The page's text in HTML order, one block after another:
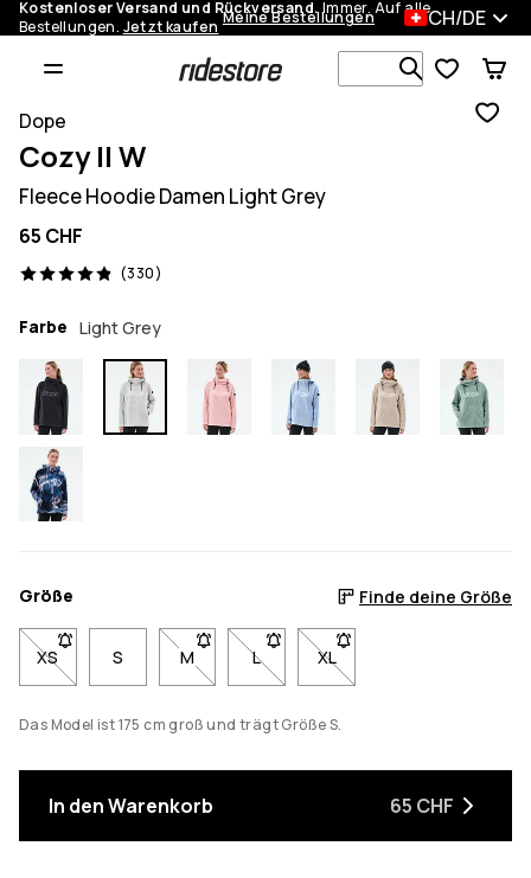
Kostenloser Versand und Rückversand.Immer. Auf alle
Bestellungen. Jetzt kaufen Meine Bestellungen CH/DE
Dope
Cozy II W
Fleece Hoodie Damen Light Grey
65 CHF
(330)
330 Reviews, 4.9/5
Farbe Light Grey
Größe Finde deine Größe
XS- Größe XS nicht verfügbar. Klicke, um benachrichtigt zu
S M- Größe M nicht verfügbar. Klicke, um
L- Größe L nicht verfügbar. Klicke,
XL- Größe XL nicht
Das Model ist 175 cm groß und trägt Größe S.
In den Warenkorb 65 CHF